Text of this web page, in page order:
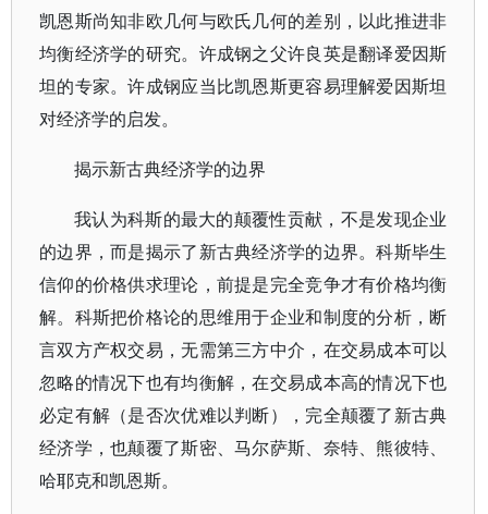
凯恩斯尚知非欧几何与欧氏几何的差别，以此推进非
均衡经济学的研究。许成钢之父许良英是翻译爱因斯
坦的专家。许成钢应当比凯恩斯更容易理解爱因斯坦
对经济学的启发。
揭示新古典经济学的边界
我认为科斯的最大的颠覆性贡献，不是发现企业
的边界，而是揭示了新古典经济学的边界。科斯毕生
信仰的价格供求理论，前提是完全竞争才有价格均衡
解。科斯把价格论的思维用于企业和制度的分析，断
言双方产权交易，无需第三方中介，在交易成本可以
忽略的情况下也有均衡解，在交易成本高的情况下也
必定有解（是否次优难以判断），完全颠覆了新古典
经济学，也颠覆了斯密、马尔萨斯、奈特、熊彼特、
哈耶克和凯恩斯。